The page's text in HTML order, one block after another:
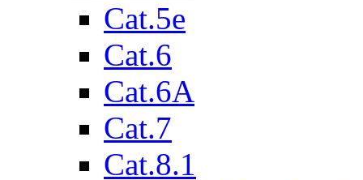
Cat.5e
Cat.6
Cat.6A
Cat.7
Cat.8.1